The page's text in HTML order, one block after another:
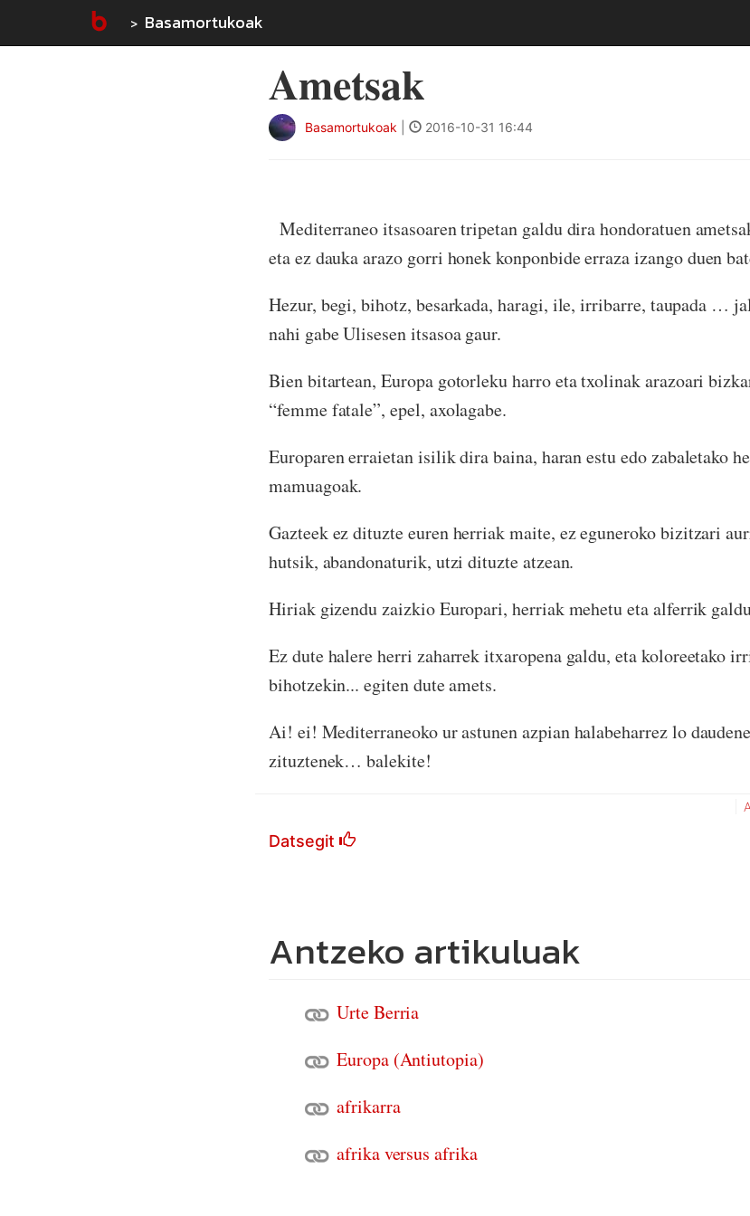
Basamortukoak
Ametsak
Basamortukoak 2016-10-31 16:44
Mediterraneo itsasoaren tripetan galdu dira hondoratuen
eta ez dauka arazo gorri honek konponbide erraza izango duen
Hezur, begi, bihotz, besarkada, haragi, ile, irribarre, taupada …
nahi gabe Ulisesen itsasoa gaur.
Bien bitartean, Europa gotorleku harro eta txolinak arazoari
“femme fatale”, epel, axolagabe.
Europaren erraietan isilik dira baina, haran estu edo zabaletako
mamuagoak.
Gazteek ez dituzte euren herriak maite, ez eguneroko bizitzari
hutsik, abandonaturik, utzi dituzte atzean.
Hiriak gizendu zaizkio Europari, herriak mehetu eta alferrik
Ez dute halere herri zaharrek itxaropena galdu, eta koloreetako
bihotzekin... egiten dute amets.
Ai! ei! Mediterraneoko ur astunen azpian halabeharrez lo
zituztenek… balekite!
Datsegit
Antzeko artikuluak
Urte Berria
Europa (Antiutopia)
afrikarra
afrika versus afrika